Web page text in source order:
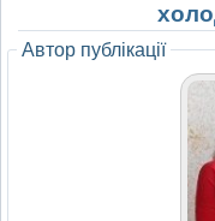
Автор публікації